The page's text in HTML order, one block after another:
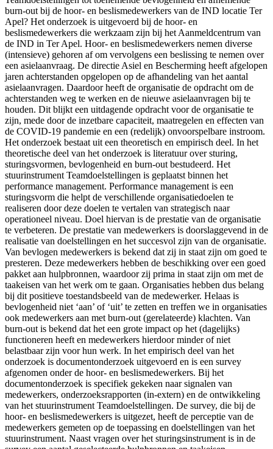
burn-out bij de hoor- en beslismedewerkers van de IND locatie Ter
Apel? Het onderzoek is uitgevoerd bij de hoor- en
beslismedewerkers die werkzaam zijn bij het Aanmeldcentrum van
de IND in Ter Apel. Hoor- en beslismedewerkers nemen diverse
(intensieve) gehoren af om vervolgens een beslissing te nemen over
een asielaanvraag. De directie Asiel en Bescherming heeft afgelopen
jaren achterstanden opgelopen op de afhandeling van het aantal
asielaanvragen. Daardoor heeft de organisatie de opdracht om de
achterstanden weg te werken en de nieuwe asielaanvragen bij te
houden. Dit blijkt een uitdagende opdracht voor de organisatie te
zijn, mede door de inzetbare capaciteit, maatregelen en effecten van
de COVID-19 pandemie en een (redelijk) onvoorspelbare instroom.
Het onderzoek bestaat uit een theoretisch en empirisch deel. In het
theoretische deel van het onderzoek is literatuur over sturing,
sturingsvormen, bevlogenheid en burn-out bestudeerd. Het
stuurinstrument Teamdoelstellingen is geplaatst binnen het
performance management. Performance management is een
sturingsvorm die helpt de verschillende organisatiedoelen te
realiseren door deze doelen te vertalen van strategisch naar
operationeel niveau. Doel hiervan is de prestatie van de organisatie
te verbeteren. De prestatie van medewerkers is doorslaggevend in de
realisatie van doelstellingen en het succesvol zijn van de organisatie.
Van bevlogen medewerkers is bekend dat zij in staat zijn om goed te
presteren. Deze medewerkers hebben de beschikking over een goed
pakket aan hulpbronnen, waardoor zij prima in staat zijn om met de
taakeisen van het werk om te gaan. Organisaties hebben dus belang
bij dit positieve toestandsbeeld van de medewerker. Helaas is
bevlogenheid niet ‘aan’ of ‘uit’ te zetten en treffen we in organisaties
ook medewerkers aan met burn-out (gerelateerde) klachten. Van
burn-out is bekend dat het een grote impact op het (dagelijks)
functioneren heeft en medewerkers hierdoor minder of niet
belastbaar zijn voor hun werk. In het empirisch deel van het
onderzoek is documentonderzoek uitgevoerd en is een survey
afgenomen onder de hoor- en beslismedewerkers. Bij het
documentonderzoek is specifiek gekeken naar signalen van
medewerkers, onderzoeksrapporten (in-extern) en de ontwikkeling
van het stuurinstrument Teamdoelstellingen. De survey, die bij de
hoor- en beslismedewerkers is uitgezet, heeft de perceptie van de
medewerkers gemeten op de toepassing en doelstellingen van het
stuurinstrument. Naast vragen over het sturingsinstrument is in de